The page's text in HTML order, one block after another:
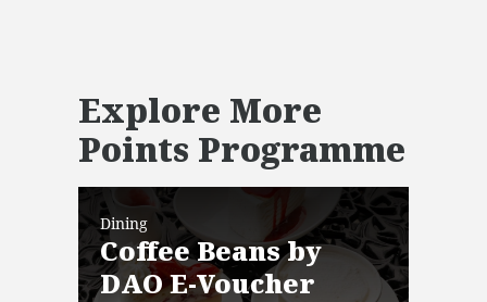
Explore More
Points Programme
Dining
Coffee Beans by
DAO E-Voucher